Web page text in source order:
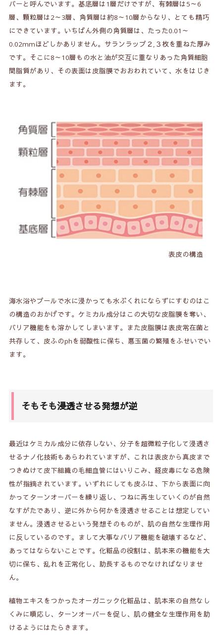
バーと呼んでいます。基底層は1層だけですが、有棘層は5～6
層、顆粒層は2～3層、角質層は約8～10層からなり、とても精巧
にできています。いちばん外側の角質層は、たった0.01～
0.02mmほどしかありません。サランラップ２,３枚を重ねた厚み
です。そこに8～10層もの水と油が交互に重なりあった角質細胞
間脂質があり、その表面は皮脂膜でおおわれていて、水をはじき
ます。
表皮の構造
海水浴やプールで水に浸かっても水ぶくれにならずにすむのはこ
の構造のおかげです。ケミカル成分はこの大切な皮脂膜を奪い、
バリア機能をも溶かしてしまいます。また皮脂膜は表皮常在菌と
共存して、皮ふのphを弱酸性に保ち、悪玉菌の繁殖をふせいでい
ます。
そもそも浸透させる発想が逆
最近はケミカル成分に依存しない、分子を超微粒子化して浸透さ
せるナノ化技術もあらわれていますが、これは表皮から真皮まで
つきぬけて皮下組織の毛細血管にはいりこみ、経皮毒になる危険
性が指摘されています。いずれにしても皮ふは、下から表面に向
かってターンオーバーを繰り返し、つねに再生していくのが自然
なすがたであり、逆に外から何かを浸透させることは想定してい
ません。浸透させるという発想そのものが、肌の自然な生理作用
に反しているのです。まして大事なバリア機能を破壊するなど、
あってはならないことです。化粧品の役割は、肌本来の機能を大
切に保ち、乱れを正常化し、助長するものでなければなりませ
ん。
植物エキスをつかったオーガニック化粧品は、肌本来の自然なし
くみに順応し、ターンオーバーを促し、肌の健全な生理作用を助
けるようにはたらきます。